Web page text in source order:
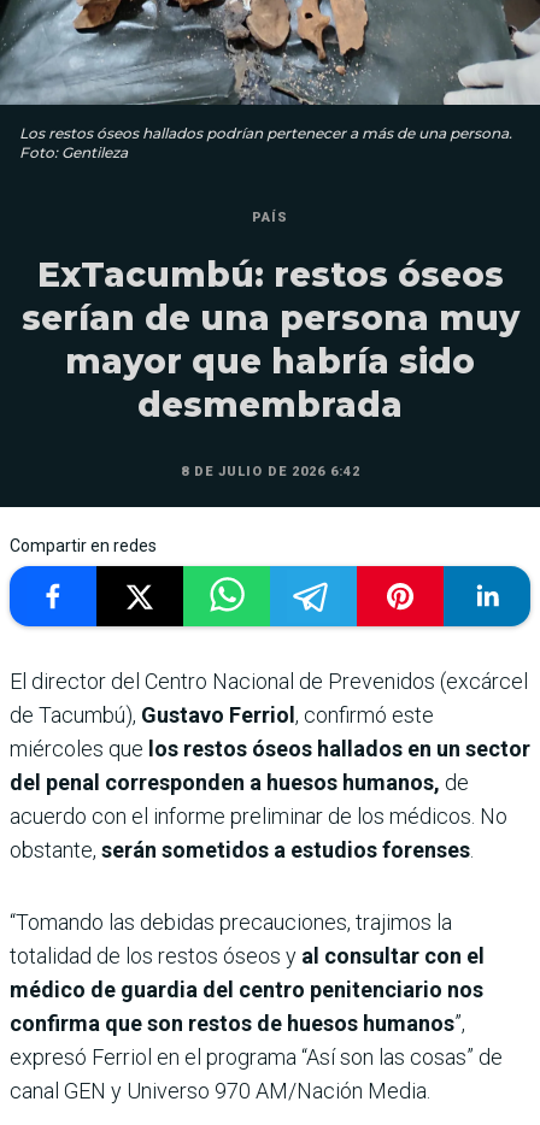
Los restos óseos hallados podrían pertenecer a más de una persona.
Foto: Gentileza
PAÍS
ExTacumbú: restos óseos
serían de una persona muy
mayor que habría sido
desmembrada
8 DE JULIO DE 2026 6:42
Compartir en redes
El director del Centro Nacional de Prevenidos (excárcel
de Tacumbú), Gustavo Ferriol, confirmó este
miércoles que los restos óseos hallados en un sector
del penal corresponden a huesos humanos, de
acuerdo con el informe preliminar de los médicos. No
obstante, serán sometidos a estudios forenses
“Tomando las debidas precauciones, trajimos la
totalidad de los restos óseos y al consultar con el
médico de guardia del centro penitenciario nos
confirma que son restos de huesos humanos”,
expresó Ferriol en el programa “Así son las cosas” de
canal GEN y Universo 970 AM/Nación Media.